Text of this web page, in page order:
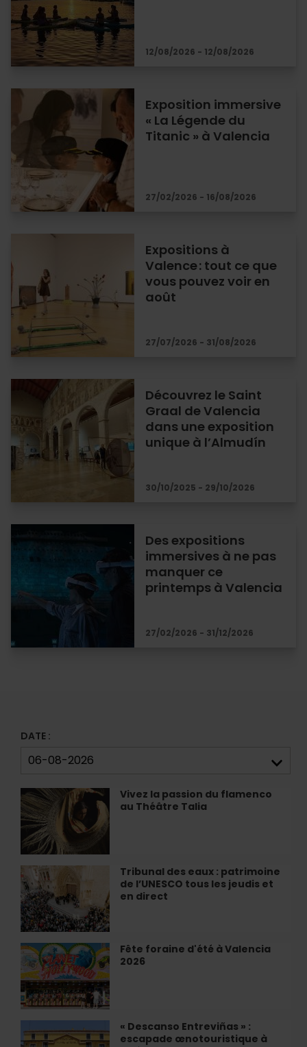
12/08/2026 - 12/08/2026
Exposition immersive
« La Légende du
Titanic » à Valencia
27/02/2026 - 16/08/2026
Expositions à
Valence : tout ce que
vous pouvez voir en
août
27/07/2026 - 31/08/2026
Découvrez le Saint
Graal de Valencia
dans une exposition
unique à l’Almudín
30/10/2025 - 29/10/2026
Des expositions
immersives à ne pas
manquer ce
printemps à Valencia
27/02/2026 - 31/12/2026
DATE :
Vivez la passion du flamenco
au Théâtre Talia
Vivez
la
passion
du
flamenco
au
Théâtre
Talia
Tribunal des eaux : patrimoine
de l’UNESCO tous les jeudis et
en direct
Tribunal
des
eaux
:
patrimoine
de
l’UNESCO
tous
les
jeudis
en
Fête foraine d'été à Valencia
2026
Fête
foraine
d'été
à
Valencia
2026
« Descanso Entreviñas » :
escapade œnotouristique à
Descanso